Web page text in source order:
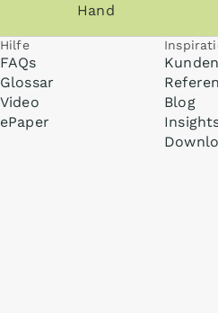
Hand
Hilfe
FAQs
Glossar
Video
ePaper
Blog